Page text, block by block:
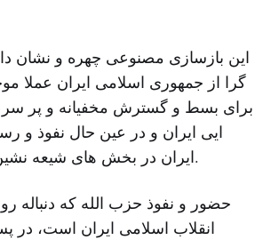
این بازسازی مصنوعی چهره و نشان
گرا از جمهوری اسلامی ایران عملا
برای بسط و گسترش مخفیانه و پر
ایی ایران و در عین حال نفوذ و
ایران در بخش های شیعه نشین جهان عرب شد.
حضور و نفوذ حزب الله که دنباله
انقلاب اسلامی ایران است، در